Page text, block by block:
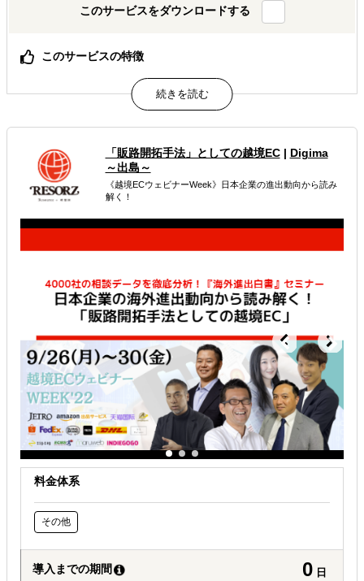
このサービスをダウンロードする
このサービスの特徴
当社の国際物流サービス
現地物流 輸出入・貿易・通関
解決できる課題
「販路開拓手法」としての越境EC| Digima
～出島～
《越境ECウェビナーWeek》日本企業の進出動向から読み
解く！
料金体系
その他
導入までの期間 0 日